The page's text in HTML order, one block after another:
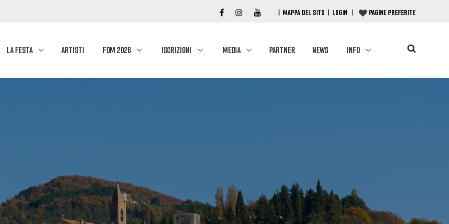
| MAPPA DEL SITO | LOGIN | PAGINE PREFERITE
LA FESTA ARTISTI FDM 2026 ISCRIZIONI MEDIA PARTNER NEWS INFO